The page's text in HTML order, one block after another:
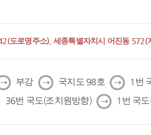
도로명주소), 세종특별자치시 어진동 572(
부강 다
음
국지도 98호 다
음
1번
36번 국도(조치원방향) 다
음
1번 국